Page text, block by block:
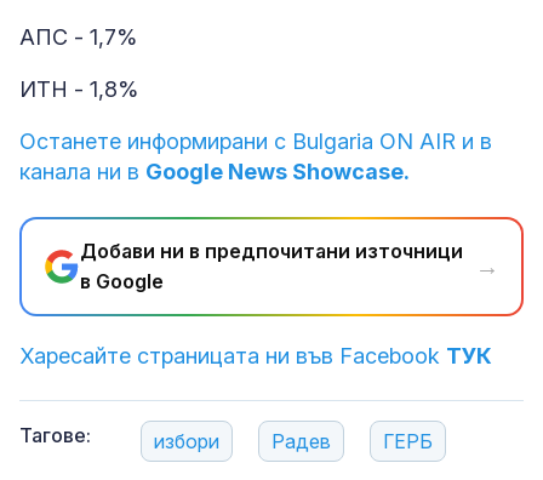
АПС - 1,7%
ИТН - 1,8%
Останете информирани с Bulgaria ON AIR и в
канала ни в Google News Showcase.
Добави ни в предпочитани източници
в Google
→
Харесайте страницата ни във Facebook ТУК
Тагове: избори Радев ГЕРБ